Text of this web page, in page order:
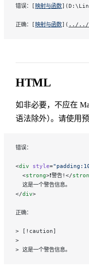
错误：[映射与函数
正确：[映射与函数]( ../../高
HTML
如非必要，不应在
语法除外）
。 请使用
错误：
<div style=
  <
strong>❗警告!</
  这是一个警告信息。
</div>
正确：
> [!caution]
>
> 这是一个警告信息。